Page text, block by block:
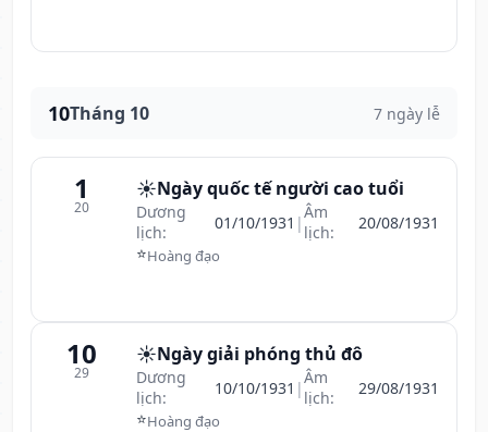
10Tháng 10 7 ngày lễ
1
20
☀️Ngày quốc tế người cao tuổi
Dương
lịch:
01/10/1931 |Âm
lịch:
20/08/1931
⭐Hoàng đạo
10
29
☀️Ngày giải phóng thủ đô
Dương
lịch:
10/10/1931 |Âm
lịch:
29/08/1931
⭐Hoàng đạo